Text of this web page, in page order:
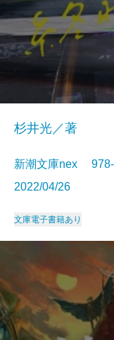
杉井光／著
新潮文庫nex
2022/04/26
文庫電子書籍あり